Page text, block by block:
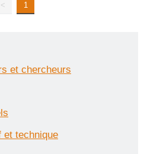
< 1
et chercheurs
et technique